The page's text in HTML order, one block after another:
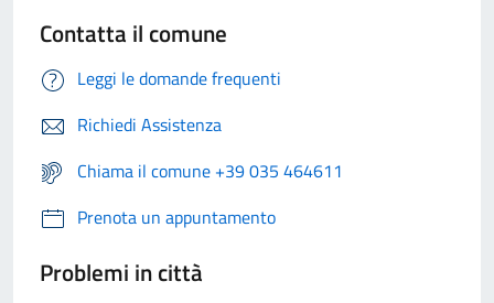
Contatta il comune
Leggi le domande frequenti
Richiedi Assistenza
Chiama il comune +39 035 464611
Prenota un appuntamento
Problemi in città